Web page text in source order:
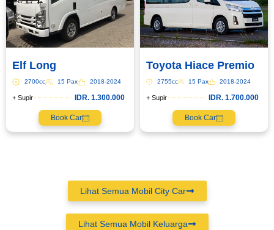
Elf Long
2700cc 15 Pax 2018-2024
+ Supir IDR. 1.300.000
Book Car
Toyota Hiace Premio
2755cc 15 Pax 2018-2024
+ Supir IDR. 1.700.000
Book Car
Lihat Semua Mobil City Car
Lihat Semua Mobil Keluarga
Pilih Mobil*
Tipe Sewa*
Nama*